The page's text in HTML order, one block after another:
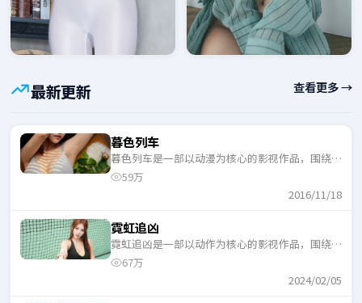
最新更新 查看更多 →
暮色列车
暮色列车是一部以动漫为核心的影视作品，围绕危
机、反转与人物成长展开，整体节奏紧凑，适合一
59万
2016/11/18
霓虹追凶
霓虹追凶是一部以动作为核心的影视作品，围绕危
机、反转与人物成长展开，整体节奏紧凑，适合一
67万
2024/02/05